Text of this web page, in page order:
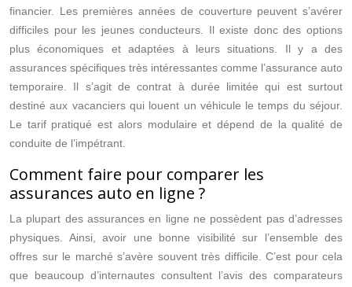
financier. Les premières années de couverture peuvent s’avérer
difficiles pour les jeunes conducteurs. Il existe donc des options
plus économiques et adaptées à leurs situations. Il y a des
assurances spécifiques très intéressantes comme l’assurance auto
temporaire. Il s’agit de contrat à durée limitée qui est surtout
destiné aux vacanciers qui louent un véhicule le temps du séjour.
Le tarif pratiqué est alors modulaire et dépend de la qualité de
conduite de l’impétrant.
Comment faire pour comparer les
assurances auto en ligne ?
La plupart des assurances en ligne ne possèdent pas d’adresses
physiques. Ainsi, avoir une bonne visibilité sur l’ensemble des
offres sur le marché s’avère souvent très difficile. C’est pour cela
que beaucoup d’internautes consultent l’avis des comparateurs